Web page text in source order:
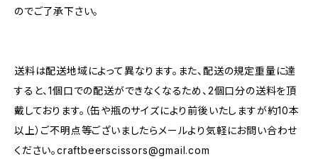
のでご了承下さい。
送料は配送地域によって異なります。また、配送の規定重量に達
すると、1個口での配送ができなくなるため、2個口分の送料を頂
戴しております。（缶や瓶のサイズにより前後いたしますが約10本
以上）ご不明点等ございましたらメールより気軽にお問い合わせ
ください。craftbeerscissors@gmail.com